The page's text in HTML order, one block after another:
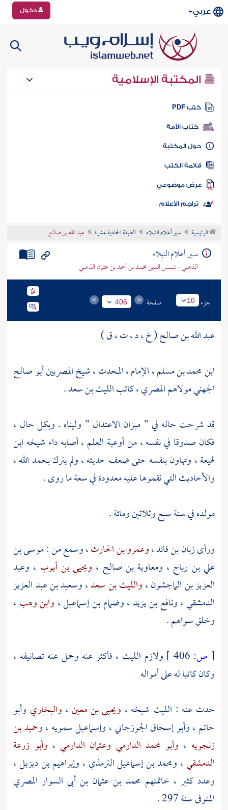
عربي دخول
المكتبة الإسلامية
كتب PDF
كتاب الأمة
المكتبة
الكتب
موضوعي
تراجم الأعلام
الرئيسية سير أعلام النبلاء الطبقة الحادية عشرة عبد الله بن صالح
سير أعلام النبلاء
الذهبي - شمس الدين محمد بن أحمد بن عثمان الذهبي
جزء 10 صفحة 406
عبد الله بن صالح ( خ ، د ، ت ، ق )
ابن محمد بن مسلم ، الإمام ، المحدث ، شيخ المصريين أبو صالح
الجهني مولاهم المصري ، كاتبالليث بن سعد.
قد شرحت حاله في " ميزان الاعتدال " وليناه . وبكل حال ،
فكان صدوقا في نفسه ، من أوعية العلم ، أصابه داء شيخه ابن
لهيعة، وتهاون بنفسه حتى ضعف حديثه ، ولم يترك بحمد الله ،
والأحاديث التي نقموها عليه معدودة في سعة ما روى .
مولده في سنة سبع وثلاثين ومائة .
ورأىزبان بن فائد،وعمرو بن الحارث، وسمع من :موسى بن
علي بن رباح ، ومعاوية بن صالح ، ويحيى بن أيوب ، وعبد
العزيز بن الماجشون،والليث بن سعد،وسعيد بن عبد العزيز
الدمشقي،ونافع بن يزيد،وضمام بن إسماعيل، وابن وهب ،
وخلق سواهم .
[ ص: ولازم الليث ، فأكثر عنه وحمل عنه تصانيفه ،
وكان كاتبا له على أمواله
حدث عنه : الليث شيخه ، ويحيى بن معين ، والبخاري وأبو
حاتم ،وأبو إسحاق الجوزجاني، وإسماعيل سمويه ،وحميد بن
زنجويه ، وأبو محمد الدارمي وعثمان الدارمي ، وأبو زرعة
الدمشقي، ومحمد بن إسماعيل الترمذي ، وإبراهيم بن ديزيل،
وعدد كثير ، خاتمتهم محمد بن عثمان بن أبي السوار المصري
المتوفى سنة 297 .